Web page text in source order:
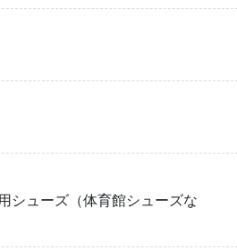
シューズ（体育館シューズな